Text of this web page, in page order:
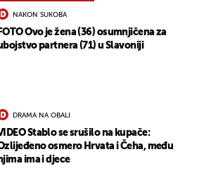
NAKON SUKOBA
FOTO Ovo je žena (36) osumnjičena za
partnera (71) u Slavoniji
DRAMA NA OBALI
Stablo se srušilo na kupače:
osmero Hrvata i Čeha, među
ima i djece